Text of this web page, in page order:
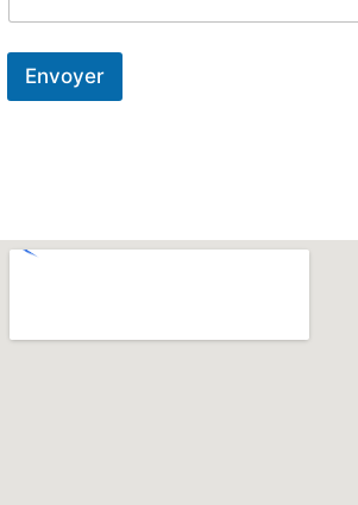
Envoyer